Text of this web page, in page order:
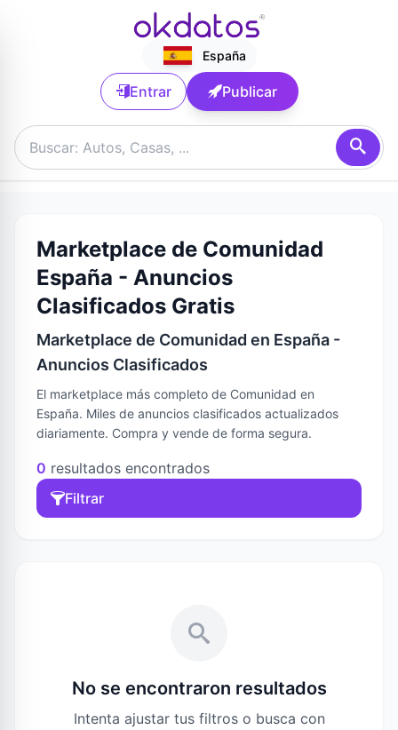
España
Entrar Publicar
Marketplace de Comunidad
España - Anuncios
Clasificados Gratis
Marketplace de Comunidad en España -
Anuncios Clasificados
El marketplace más completo de Comunidad en
España. Miles de anuncios clasificados actualizados
diariamente. Compra y vende de forma segura.
0 resultados encontrados
Filtrar
No se encontraron resultados
Intenta ajustar tus filtros o busca con